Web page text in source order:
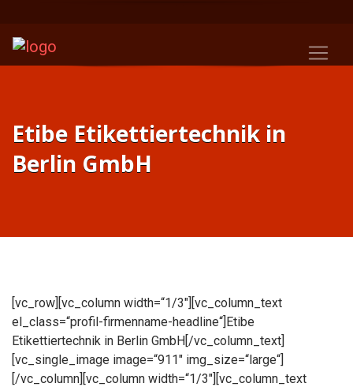
Etibe Etikettiertechnik in
Berlin GmbH
[vc_row][vc_column width=“1/3″][vc_column_text
el_class=“profil-firmenname-headline“]Etibe
Etikettiertechnik in Berlin GmbH[/vc_column_text]
[vc_single_image image=“911″ img_size=“large“]
[/vc_column][vc_column width=“1/3″][vc_column_text